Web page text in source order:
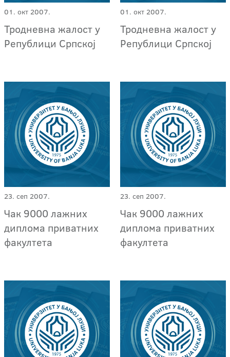
01. окт 2007.
Тродневна жалост у
Републици Српској
01. окт 2007.
Тродневна жалост у
Републици Српској
23. сеп 2007.
Чак 9000 лажних
диплома приватних
факултета
23. сеп 2007.
Чак 9000 лажних
диплома приватних
факултета